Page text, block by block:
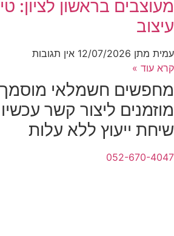
מעוצבים בראשון לציון:
עיצוב
עמית מתן 12/07/2026 אין תגובות
קרא עוד »
מחפשים חשמלאי מוסמך
מוזמנים ליצור קשר
שיחת ייעוץ ללא עלות
052-670-4047